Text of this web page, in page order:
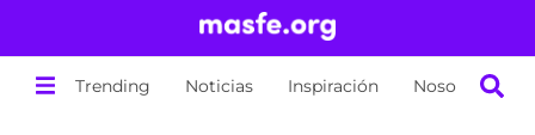
Trending Noticias Inspiración Nosotros